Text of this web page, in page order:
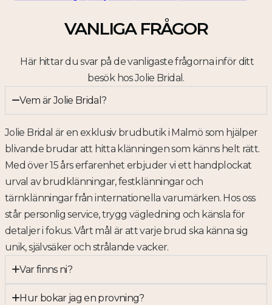
VANLIGA FRÅGOR
Här hittar du svar på de vanligaste frågorna inför ditt
besök hos Jolie Bridal.
Vem är Jolie Bridal?
Jolie Bridal är en exklusiv brudbutik i Malmö som hjälper
blivande brudar att hitta klänningen som känns helt rätt.
Med över 15 års erfarenhet erbjuder vi ett handplockat
urval av brudklänningar, festklänningar och
tärnklänningar från internationella varumärken. Hos oss
står personlig service, trygg vägledning och känsla för
detaljer i fokus. Vårt mål är att varje brud ska känna sig
unik, självsäker och strålande vacker.
Var finns ni?
Hur bokar jag en provning?